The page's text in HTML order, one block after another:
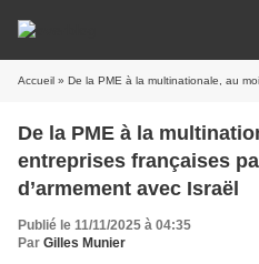
Accueil » De la PME à la multinationale, au moins 44 entreprises
De la PME à la
entreprises françaises
d’armement avec Israël
Publié le 11/11/2025 à 04:35
Par Gilles Munier